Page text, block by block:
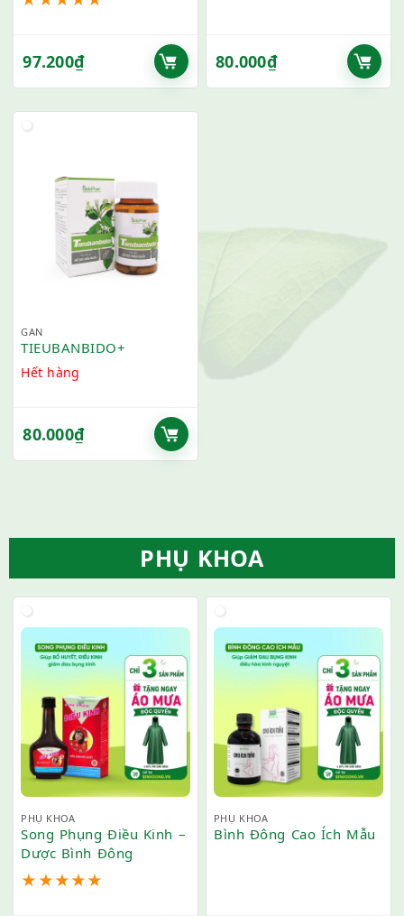
97.200₫ 80.000₫
GAN
TIEUBANBIDO+
Hết hàng
80.000₫
PHỤ KHOA
PHỤ KHOA
Song Phụng Điều Kinh –
Dược Bình Đông
★ ★★★★
PHỤ KHOA
Bình Đông Cao Ích Mẫu